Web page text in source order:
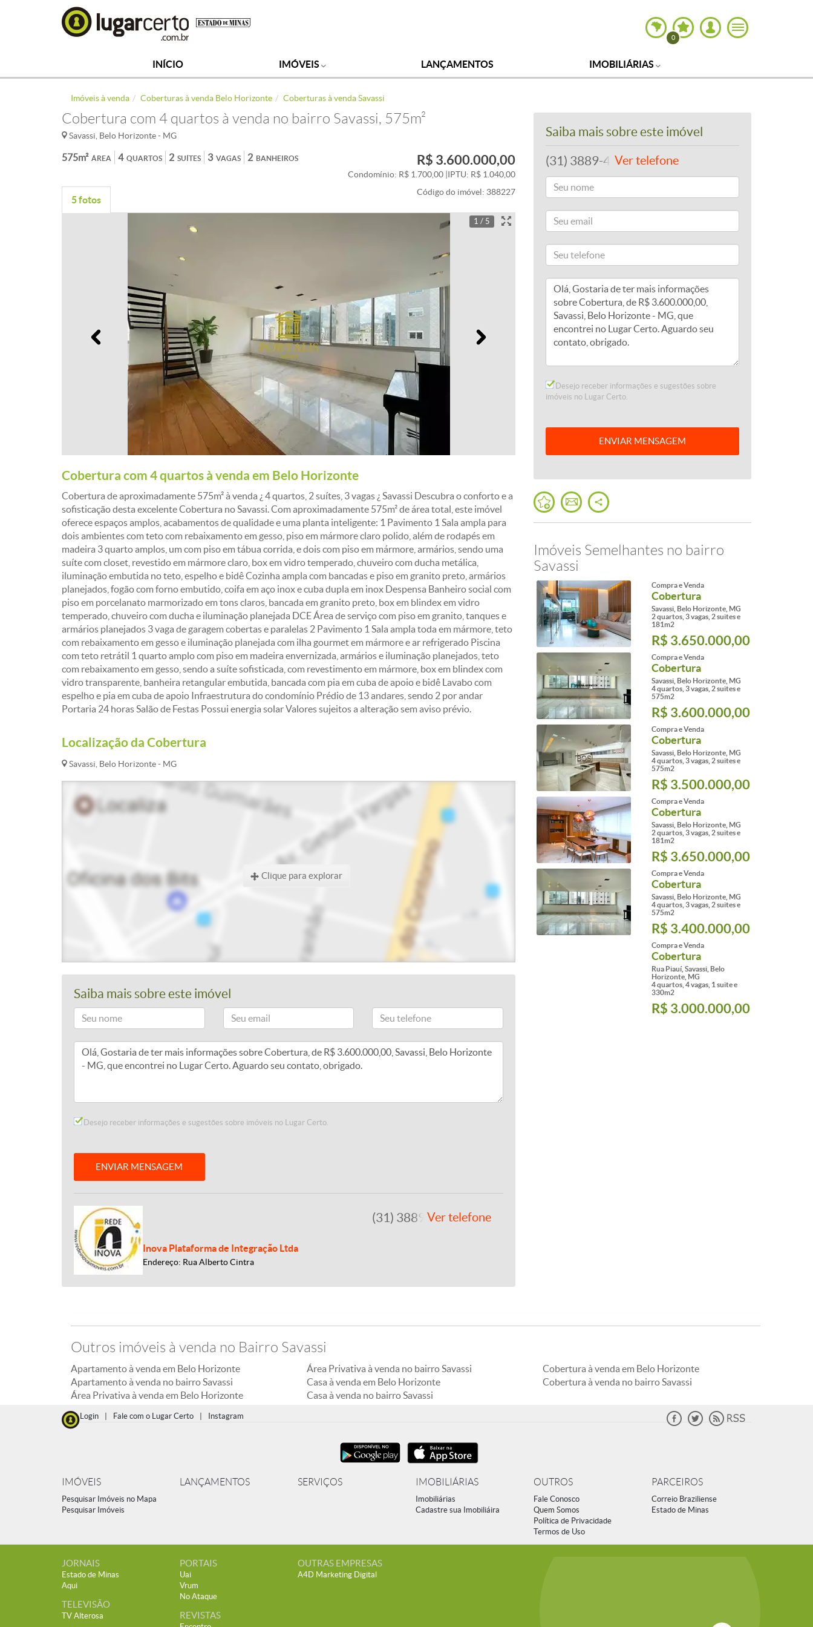
0
INÍCIO IMÓVEIS LANÇAMENTOS IMOBILIÁRIAS
Imóveis à venda Coberturas à venda Belo Horizonte Coberturas à venda Savassi
Cobertura com 4 quartos à venda no bairro Savassi, 575m²
Savassi, Belo Horizonte - MG
ÁREA
575m² QUARTOS
4 SUÍTES
2 VAGAS
3 BANHEIROS
2 R$ 3.600.000,00
Condomínio: R$ 1.700,00 IPTU: R$ 1.040,00
5 fotos
Código do imóvel: 388227
1 / 5
Anterior
Cobertura com 4 quartos à venda em Belo Horizonte
Cobertura de aproximadamente 575m² à venda ¿ 4 quartos, 2 suítes, 3 vagas ¿ Savassi Descubra o conforto e a
sofisticação desta excelente Cobertura no Savassi. Com aproximadamente 575m² de área total, este imóvel
oferece espaços amplos, acabamentos de qualidade e uma planta inteligente: 1 Pavimento 1 Sala ampla para
dois ambientes com teto com rebaixamento em gesso, piso em mármore claro polido, além de rodapés em
madeira 3 quarto amplos, um com piso em tábua corrida, e dois com piso em mármore, armários, sendo uma
suíte com closet, revestido em mármore claro, box em vidro temperado, chuveiro com ducha metálica,
iluminação embutida no teto, espelho e bidê Cozinha ampla com bancadas e piso em granito preto, armários
planejados, fogão com forno embutido, coifa em aço inox e cuba dupla em inox Despensa Banheiro social com
piso em porcelanato marmorizado em tons claros, bancada em granito preto, box em blindex em vidro
temperado, chuveiro com ducha e iluminação planejada DCE Área de serviço com piso em granito, tanques e
armários planejados 3 vaga de garagem cobertas e paralelas 2 Pavimento 1 Sala ampla toda em mármore, teto
com rebaixamento em gesso e iluminação planejada com ilha gourmet em mármore e ar refrigerado Piscina
com teto retrátil 1 quarto amplo com piso em madeira envernizada, armários e iluminação planejados, teto
com rebaixamento em gesso, sendo a suíte sofisticada, com revestimento em mármore, box em blindex com
vidro transparente, banheira retangular embutida, bancada com pia em cuba de apoio e bidê Lavabo com
espelho e pia em cuba de apoio Infraestrutura do condomínio Prédio de 13 andares, sendo 2 por andar
Portaria 24 horas Salão de Festas Possui energia solar Valores sujeitos a alteração sem aviso prévio.
Localização da Cobertura
Savassi, Belo Horizonte - MG
Clique para explorar
Saiba mais sobre este imóvel
Desejo receber informações e sugestões sobre imóveis no Lugar Certo.
ENVIAR MENSAGEM
Inova Plataforma de Integração Ltda
Endereço: Rua Alberto Cintra
(31) 3889-4765Ver telefone
Saiba mais sobre este imóvel
(31) 3889-4765Ver telefone
Desejo receber informações e sugestões sobre
imóveis no Lugar Certo.
ENVIAR MENSAGEM
Imóveis Semelhantes no bairro
Savassi
Compra e Venda
Cobertura
Savassi, Belo Horizonte, MG
2 quartos, 3 vagas, 2 suites e
181m2
R$ 3.650.000,00
Compra e Venda
Cobertura
Savassi, Belo Horizonte, MG
4 quartos, 3 vagas, 2 suites e
575m2
R$ 3.600.000,00
Compra e Venda
Cobertura
Savassi, Belo Horizonte, MG
4 quartos, 3 vagas, 2 suites e
575m2
R$ 3.500.000,00
Compra e Venda
Cobertura
Savassi, Belo Horizonte, MG
2 quartos, 3 vagas, 2 suites e
181m2
R$ 3.650.000,00
Compra e Venda
Cobertura
Savassi, Belo Horizonte, MG
4 quartos, 3 vagas, 2 suites e
575m2
R$ 3.400.000,00
Compra e Venda
Cobertura
Rua Piauí, Savassi, Belo
Horizonte, MG
4 quartos, 4 vagas, 1 suite e
330m2
R$ 3.000.000,00
Outros imóveis à venda no Bairro Savassi
Apartamento à venda em Belo Horizonte
Apartamento à venda no bairro Savassi
Área Privativa à venda em Belo Horizonte
Área Privativa à venda no bairro Savassi
Casa à venda em Belo Horizonte
Casa à venda no bairro Savassi
Cobertura à venda em Belo Horizonte
Cobertura à venda no bairro Savassi
Login Fale com o Lugar Certo Instagram
IMÓVEIS
Pesquisar Imóveis no Mapa
Pesquisar Imóveis
LANÇAMENTOS SERVIÇOS IMOBILIÁRIAS
Imobiliárias
Cadastre sua Imobiliáira
OUTROS
Fale Conosco
Quem Somos
Política de Privacidade
Termos de Uso
PARCEIROS
Correio Braziliense
Estado de Minas
JORNAIS
Estado de Minas
Aqui
TELEVISÃO
TV Alterosa
PORTAIS
Uai
Vrum
No Ataque
REVISTAS
OUTRAS EMPRESAS
A4D Marketing Digital